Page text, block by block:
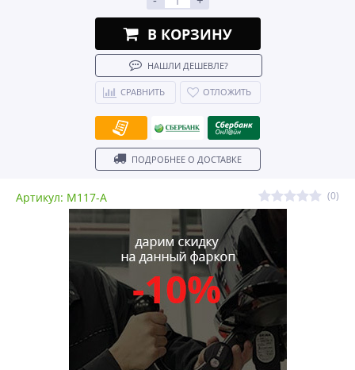
Артикул: M117-A (0)
В КОРЗИНУ
НАШЛИ ДЕШЕВЛЕ?
СРАВНИТЬ ОТЛОЖИТЬ
ПОДРОБНЕЕ О ДОСТАВКЕ